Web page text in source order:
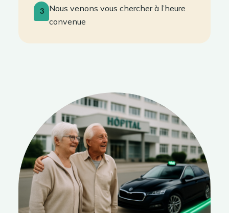
3 Nous venons vous chercher à l’heure
convenue